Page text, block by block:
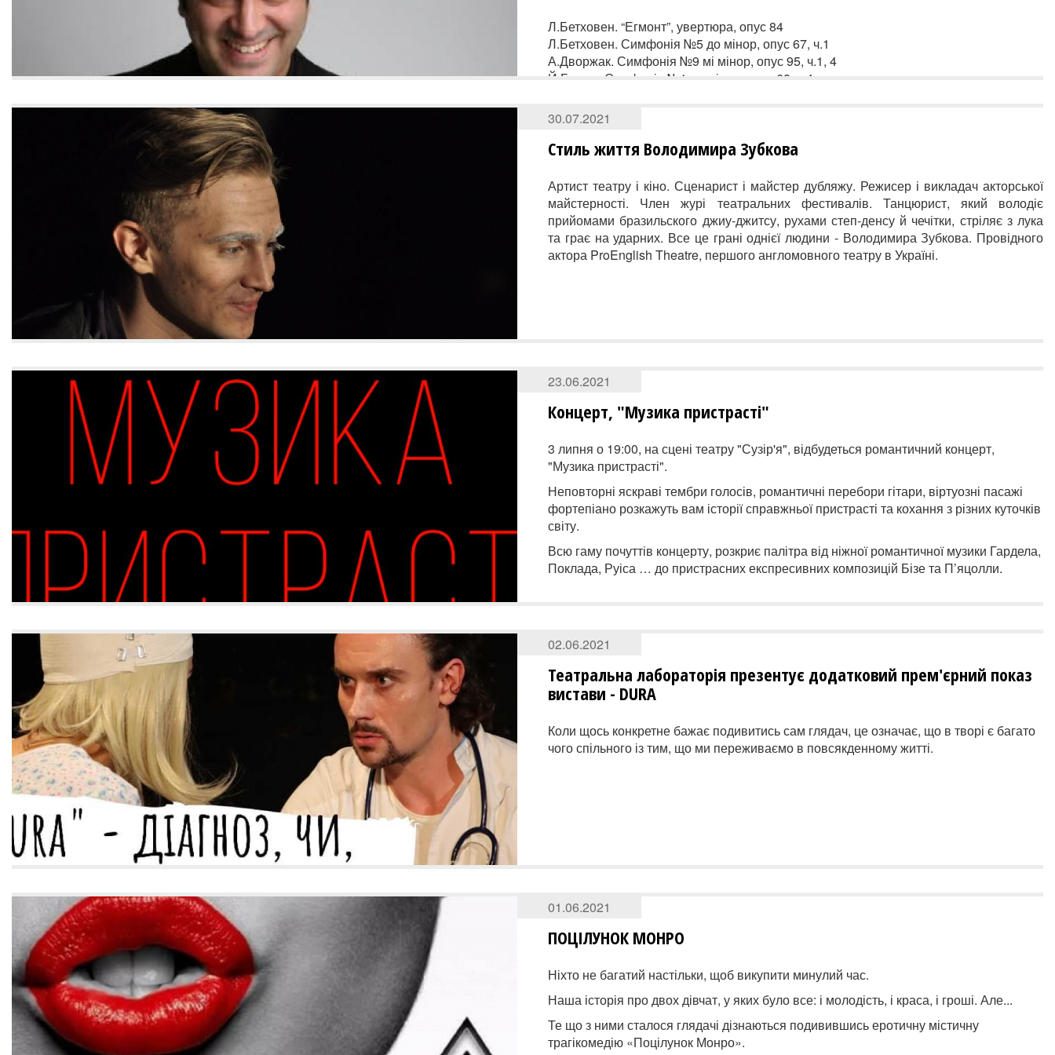
Л.Бетховен. “Егмонт”, увертюра, опус 84
Л.Бетховен. Симфонія №5 до мінор, опус 67, ч.1­­
А.Дворжак. Симфонія №9 мі мінор,опус 95, ч.1, 4
Й.Брамс. Симфонія №1 до мінор, опус 68, ч.4
Диригент
30.07.2021
Стиль життя Володимира Зубкова
Артист театру і кіно. Сценарист і майстер дубляжу. Режисер і викладач акторської
майстерності. Член журі театральних фестивалів. Танцюрист, який володіє
прийомами бразильского джиу-джитсу, рухами степ-денсу й чечітки, стріляє з лука
та грає на ударних. Все це грані однієї людини - Володимира Зубкова. Провідного
актора ProEnglish Theatre, першого англомовного театру в Україні.
23.06.2021
Концерт, "Музика пристрасті"
3 липня о 19:00, на сцені театру "Сузір'я", відбудеться романтичний концерт,
"Музика пристрасті".
Неповторні яскраві тембри голосів, романтичні перебори гітари, віртуозні пасажі
фортепіано розкажуть вам історії справжньої пристрасті та кохання з різних куточків
світу.
Всю гаму почуттів концерту, розкриє палітра від ніжної романтичної музики Гардела,
Поклада, Руіса … до пристрасних експресивних композицій Бізе та П’яцолли.
02.06.2021
Театральна лабораторія презентує додатковий прем'єрний показ
вистави - DURA
Коли щось конкретне бажає подивитись сам глядач, це означає, що в творі є багато
чого спільного із тим, що ми переживаємо в повсякденному житті.
01.06.2021
ПОЦІЛУНОК МОНРО
Ніхто не багатий настільки, щоб викупити минулий час.
Наша історія про двох дівчат, у яких було все: і молодість, і краса, і гроші. Але...
Те що з ними сталося глядачі дізнаються подивившись еротичну містичну
трагікомедію «Поцілунок Монро».